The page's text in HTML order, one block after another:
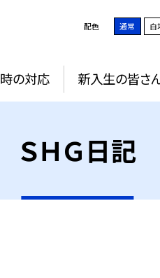
配色 通常 白
の対応 新入生の皆さ
ＳＨＧ日記